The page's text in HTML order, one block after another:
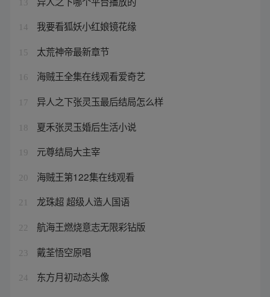
14 我要看狐妖小红娘镜花缘
15 太荒神帝最新章节
16 海贼王全集在线观看爱奇艺
17 异人之下张灵玉最后结局怎么样
18 夏禾张灵玉婚后生活小说
19 元尊结局大主宰
20 海贼王第122集在线观看
21 龙珠超 超级人造人国语
22 航海王燃烧意志无限彩钻版
23 戴荃悟空原唱
24
东方月初动态头像